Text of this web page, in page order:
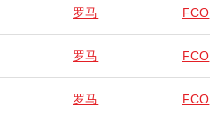
罗马 FCO
罗马 FCO
罗马 FCO